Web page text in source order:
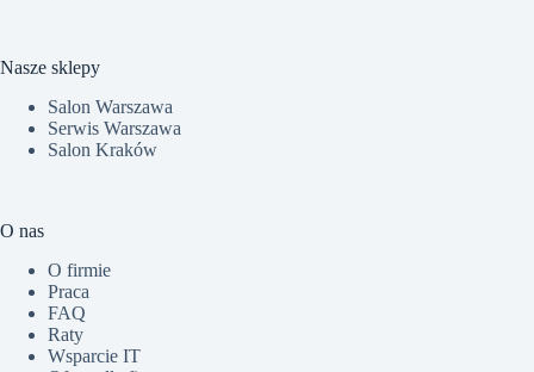
Nasze sklepy
Salon Warszawa
Serwis Warszawa
Salon Kraków
O nas
O firmie
Praca
FAQ
Raty
Wsparcie IT